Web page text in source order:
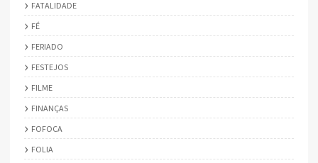
FATALIDADE
FÉ
FERIADO
FESTEJOS
FILME
FINANÇAS
FOFOCA
FOLIA